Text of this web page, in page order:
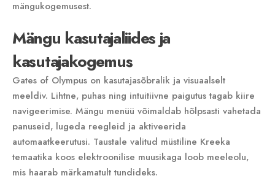
mängukogemusest.
Mängu kasutajaliides ja
kasutajakogemus
Gates of Olympus on kasutajasõbralik ja visuaalselt
meeldiv. Lihtne‚ puhas ning intuitiivne paigutus tagab kiire
navigeerimise. Mängu menüü võimaldab hõlpsasti vahetada
panuseid‚ lugeda reegleid ja aktiveerida
automaatkeerutusi. Taustale valitud müstiline Kreeka
temaatika koos elektroonilise muusikaga loob meeleolu‚
mis haarab märkamatult tundideks.